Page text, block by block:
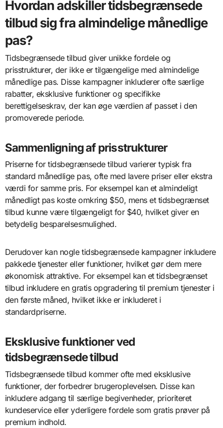
Hvordan adskiller tidsbegrænsede
tilbud sig fra almindelige månedlige
pas?
Tidsbegrænsede tilbud giver unikke fordele og
prisstrukturer, der ikke er tilgængelige med almindelige
månedlige pas. Disse kampagner inkluderer ofte særlige
rabatter, eksklusive funktioner og specifikke
berettigelseskrav, der kan øge værdien af passet i den
promoverede periode.
Sammenligning af prisstrukturer
Priserne for tidsbegrænsede tilbud varierer typisk fra
standard månedlige pas, ofte med lavere priser eller ekstra
værdi for samme pris. For eksempel kan et almindeligt
månedligt pas koste omkring $50, mens et tidsbegrænset
tilbud kunne være tilgængeligt for $40, hvilket giver en
betydelig besparelsesmulighed.
Derudover kan nogle tidsbegrænsede kampagner inkludere
pakkede tjenester eller funktioner, hvilket gør dem mere
økonomisk attraktive. For eksempel kan et tidsbegrænset
tilbud inkludere en gratis opgradering til premium tjenester i
den første måned, hvilket ikke er inkluderet i
standardpriserne.
Eksklusive funktioner ved
tidsbegrænsede tilbud
Tidsbegrænsede tilbud kommer ofte med eksklusive
funktioner, der forbedrer brugeroplevelsen. Disse kan
inkludere adgang til særlige begivenheder, prioriteret
kundeservice eller yderligere fordele som gratis prøver på
premium indhold.